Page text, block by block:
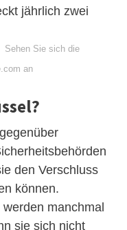
jährlich zwei
Sehen Sie sich die
an
den Verschluss
können.
manchmal
sie sich nicht